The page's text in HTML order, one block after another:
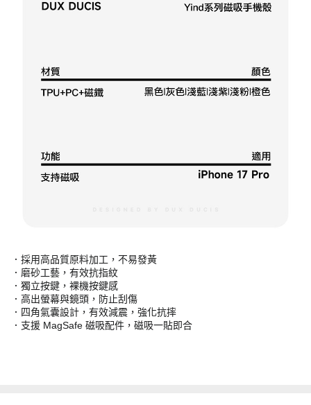
．採用高品質原料加工，不易發黃
．磨砂工藝，有效抗指紋
．獨立按鍵，裸機按鍵感
．高出螢幕與鏡頭，防止刮傷
．四角氣囊設計，有效減震，強化抗摔
．支援 MagSafe 磁吸配件，磁吸一貼即合